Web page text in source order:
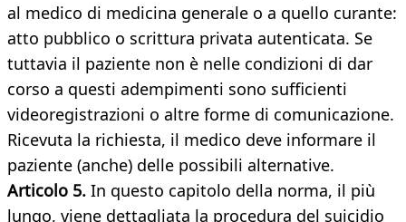
al medico di medicina generale o a quello curante:
atto pubblico o scrittura privata autenticata. Se
tuttavia il paziente non è nelle condizioni di dar
corso a questi adempimenti sono sufficienti
videoregistrazioni o altre forme di comunicazione.
Ricevuta la richiesta, il medico deve informare il
paziente (anche) delle possibili alternative.
Articolo 5. In questo capitolo della norma, il più
lungo, viene dettagliata la procedura del suicidio